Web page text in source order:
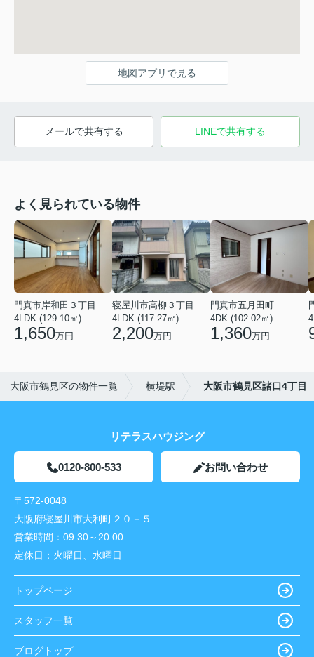
地図アプリで見る
メールで共有する LINEで共有する
よく見られている物件
門真市岸和田３丁目
4LDK (129.10㎡)
1,650万円
寝屋川市高柳３丁目
4LDK (117.27㎡)
2,200万円
門真市五月田町
4DK (102.02㎡)
1,360万円
大阪市鶴見区の物件一覧 横堤駅 大阪市鶴見区諸口4丁目
リテラスハウジング
0120-800-533 お問い合わせ
〒572-0048
大阪府寝屋川市大利町２０－５
営業時間： 09:30～20:00
定休日： 火曜日、水曜日
トップページ
スタッフ一覧
ブログトップ